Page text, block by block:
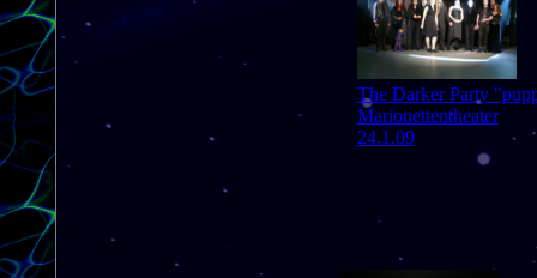
The Darker Party
Marionettentheater
24.1.09